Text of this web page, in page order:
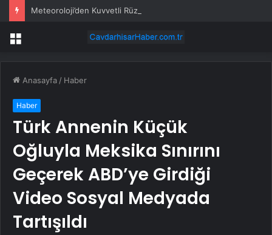
Meteoroloji’den Kuvvetli Rüzgar ve Sağanak Uyarısı
Menü
Anasayfa / Haber
Haber
Türk Annenin Küçük
Oğluyla Meksika Sınırını
Geçerek ABD’ye Girdiği
Video Sosyal Medyada
Tartışıldı